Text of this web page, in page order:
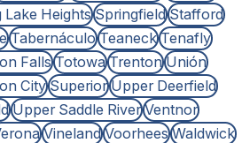
Lake Heights Springfield Stafford
Tabernáculo Teaneck Tenafly
Falls Totowa Trenton Unión
CitySuperior Upper Deerfield
Upper Saddle River Ventnor
Vineland Voorhees Waldwick